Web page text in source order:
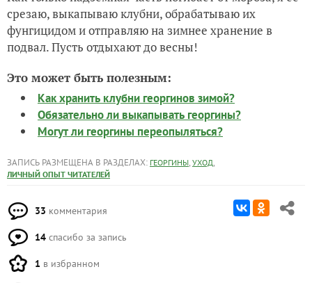
срезаю, выкапываю клубни, обрабатываю их
фунгицидом и отправляю на зимнее хранение в
подвал. Пусть отдыхают до весны!
Это может быть полезным:
Как хранить клубни георгинов зимой?
Обязательно ли выкапывать георгины?
Могут ли георгины переопыляться?
ЗАПИСЬ РАЗМЕЩЕНА В РАЗДЕЛАХ: ГЕОРГИНЫ, УХОД,
ЛИЧНЫЙ ОПЫТ ЧИТАТЕЛЕЙ
33 комментария
14 спасибо за запись
1 в избранном